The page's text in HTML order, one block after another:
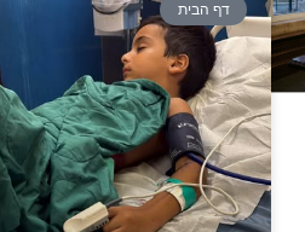
דף הבית